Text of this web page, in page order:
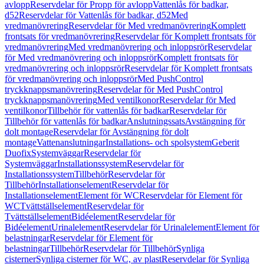
avloppReservdelar för Propp för avloppVattenlås för badkar,
d52Reservdelar för Vattenlås för badkar, d52Med
vredmanövreringReservdelar för Med vredmanövreringKomplett
frontsats för vredmanövreringReservdelar för Komplett frontsats för
vredmanövreringMed vredmanövrering och inloppsrörReservdelar
för Med vredmanövrering och inloppsrörKomplett frontsats för
vredmanövrering och inloppsrörReservdelar för Komplett frontsats
för vredmanövrering och inloppsrörMed PushControl
tryckknappsmanövreringReservdelar för Med PushControl
tryckknappsmanövreringMed ventilkonorReservdelar för Med
ventilkonorTillbehör för vattenlås för badkarReservdelar för
Tillbehör för vattenlås för badkarAnslutningssatsAvstängning för
dolt montageReservdelar för Avstängning för dolt
montageVattenanslutningarInstallations- och spolsystemGeberit
DuofixSystemväggarReservdelar för
SystemväggarInstallationssystemReservdelar för
InstallationssystemTillbehörReservdelar för
TillbehörInstallationselementReservdelar för
InstallationselementElement för WCReservdelar för Element för
WCTvättställselementReservdelar för
TvättställselementBidéelementReservdelar för
BidéelementUrinalelementReservdelar för UrinalelementElement för
belastningarReservdelar för Element för
belastningarTillbehörReservdelar för TillbehörSynliga
cisternerSynliga cisterner för WC, av plastReservdelar för Synliga